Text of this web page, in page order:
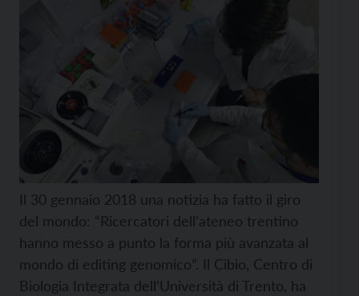
Il 30 gennaio 2018 una notizia ha fatto il giro
del mondo: “Ricercatori dell’ateneo trentino
hanno messo a punto la forma più avanzata al
mondo di editing genomico”. Il Cibio, Centro di
Biologia Integrata dell’Università di Trento, ha